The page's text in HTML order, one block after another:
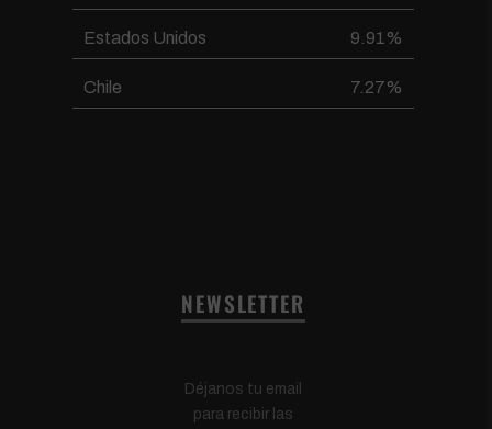
Estados Unidos 9.91%
Chile 7.27%
NEWSLETTER
Déjanos tu email
para recibir las